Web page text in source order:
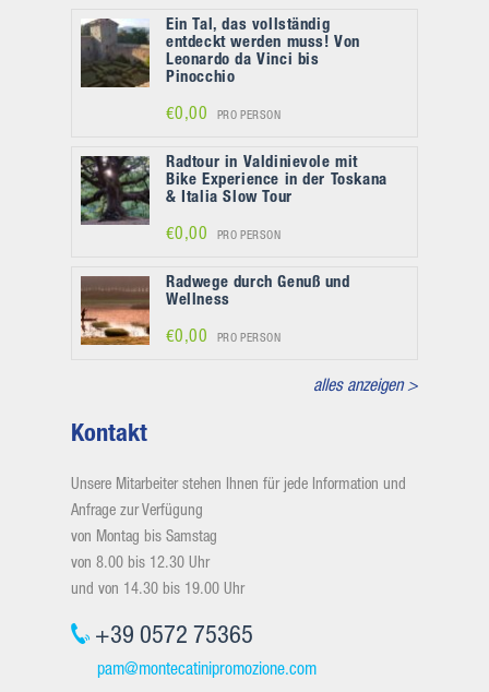
Ein Tal, das vollständig
entdeckt werden muss! Von
Leonardo da Vinci bis
Pinocchio
€0,00 PRO PERSON
Radtour in Valdinievole mit
Bike Experience in der Toskana
& Italia Slow Tour
€0,00 PRO PERSON
Radwege durch Genuß und
Wellness
€0,00 PRO PERSON
alles anzeigen >
Kontakt
Unsere Mitarbeiter stehen Ihnen für jede Information und
Anfrage zur Verfügung
von Montag bis Samstag
von 8.00 bis 12.30 Uhr
und von 14.30 bis 19.00 Uhr
+39 0572 75365
pam@montecatinipromozione.com